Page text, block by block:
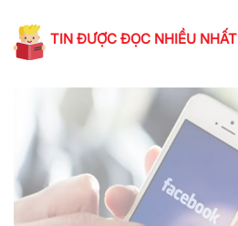
TIN ĐƯỢC ĐỌC NHIỀU NHẤT